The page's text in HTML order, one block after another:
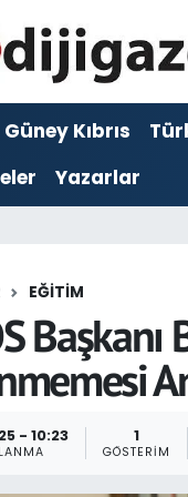
Güney Kıbrıs
Yazarlar
EĞITIM
- 10:23 1
GÖSTERIM